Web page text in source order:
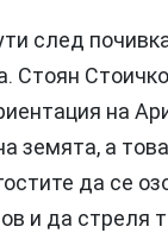
след
Стоян
на
земята, а
да се
и да стреля